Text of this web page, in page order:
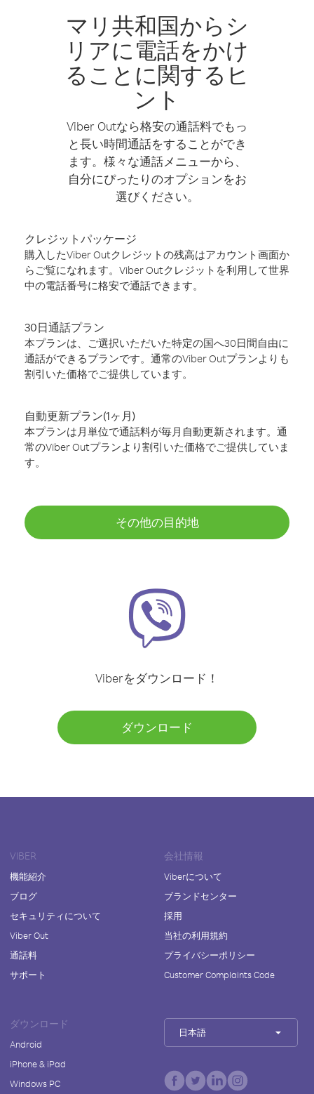
マリ共和国からシ
リアに電話をかけ
ることに関するヒ
ント
Viber Outなら格安の通話料でもっ
と長い時間通話をすることができ
ます。様々な通話メニューから、
自分にぴったりのオプションをお
選びください。
クレジットパッケージ
購入したViber Outクレジットの残高はアカウント画面か
らご覧になれます。Viber Outクレジットを利用して世界
中の電話番号に格安で通話できます。
30日通話プラン
本プランは、ご選択いただいた特定の国へ30日間自由に
通話ができるプランです。通常のViber Outプランよりも
割引いた価格でご提供しています。
自動更新プラン(1ヶ月)
本プランは月単位で通話料が毎月自動更新されます。通
常のViber Outプランより割引いた価格でご提供していま
す。
その他の目的地
Viberをダウンロード！
ダウンロード
VIBER
機能紹介
ブログ
セキュリティについて
Viber Out
通話料
サポート
会社情報
Viberについて
ブランドセンター
採用
当社の利用規約
プライバシーポリシー
Customer Complaints Code
ダウンロード
Android
iPhone & iPad
Windows PC
日本語